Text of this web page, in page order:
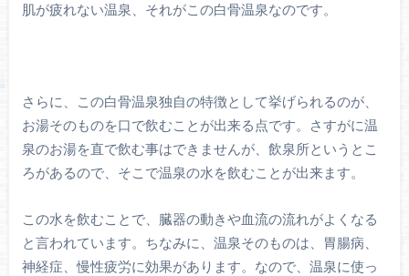
肌が疲れない温泉、それがこの白骨温泉なのです。
さらに、この白骨温泉独自の特徴として挙げられるのが、
お湯そのものを口で飲むことが出来る点です。さすがに温
泉のお湯を直で飲む事はできませんが、飲泉所というとこ
ろがあるので、そこで温泉の水を飲むことが出来ます。
この水を飲むことで、臓器の動きや血流の流れがよくなる
と言われています。ちなみに、温泉そのものは、胃腸病、
神経症、慢性疲労に効果があります。なので、温泉に使っ